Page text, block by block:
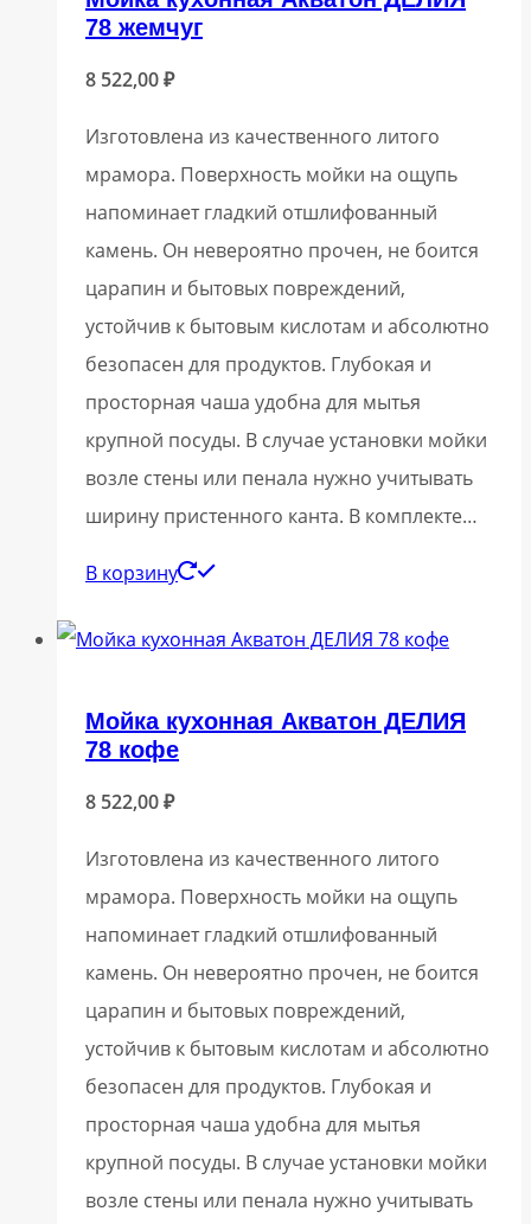
78 жемчуг
8 522,00₽
Изготовлена из качественного литого
мрамора. Поверхность мойки на ощупь
напоминает гладкий отшлифованный
камень. Он невероятно прочен, не боится
царапин и бытовых повреждений,
устойчив к бытовым кислотам и абсолютно
безопасен для продуктов. Глубокая и
просторная чаша удобна для мытья
крупной посуды. В случае установки мойки
возле стены или пенала нужно учитывать
ширину пристенного канта. В комплекте…
В корзину
Мойка кухонная Акватон ДЕЛИЯ
78 кофе
8 522,00₽
Изготовлена из качественного литого
мрамора. Поверхность мойки на ощупь
напоминает гладкий отшлифованный
камень. Он невероятно прочен, не боится
царапин и бытовых повреждений,
устойчив к бытовым кислотам и абсолютно
безопасен для продуктов. Глубокая и
просторная чаша удобна для мытья
крупной посуды. В случае установки мойки
возле стены или пенала нужно учитывать